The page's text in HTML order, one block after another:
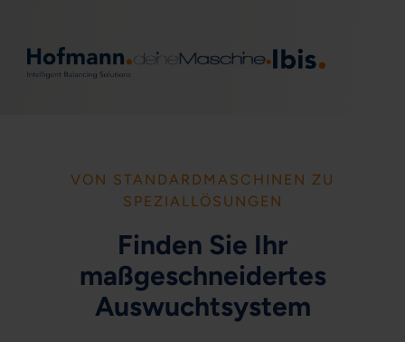
VON STANDARDMASCHINEN ZU
SPEZIALLÖSUNGEN
Finden Sie Ihr
maßgeschneidertes
Auswuchtsystem